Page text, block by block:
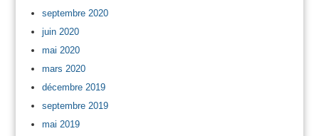
septembre 2020
juin 2020
mai 2020
mars 2020
décembre 2019
septembre 2019
mai 2019